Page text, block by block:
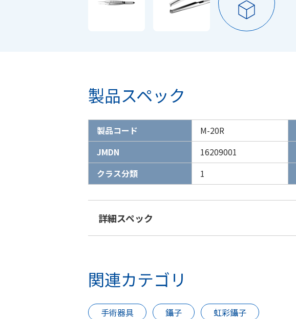
製品スペック
製品コード M-20R
JMDN
16209001
クラス分類
1
詳細スペック
関連カテゴリ
手術器具 鑷子 虹彩鑷子